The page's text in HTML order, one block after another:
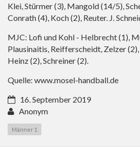
Klei, Stürmer (3), Mangold (14/5),
Conrath (4), Koch (2), Reuter. J.
MJC: Lofi und Kohl - Helbrecht (1),
Plausinaitis, Reifferscheidt, Zelzer
Heinz (2), Schreiner (2).
Quelle: www.mosel-handball.de
16. September 2019
Anonym
Männer 1